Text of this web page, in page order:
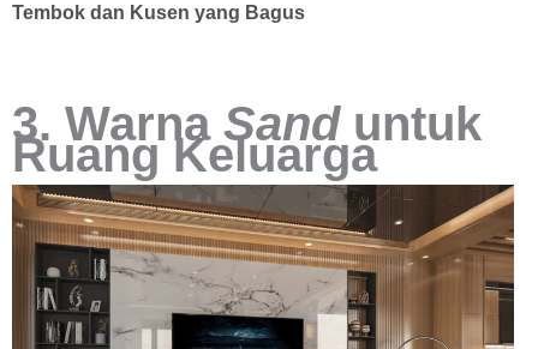
Tembok dan Kusen yang Bagus
3. Warna Sand untuk
Ruang Keluarga